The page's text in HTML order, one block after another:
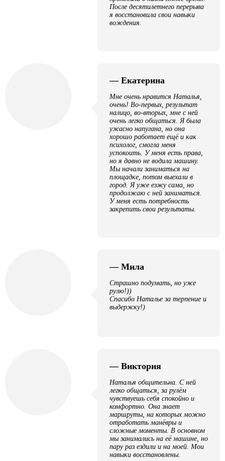
После десятилетнего перерыва
я восстановила свои навыки
вождения.
— Екатерина
Мне очень нравится Наталья,
очень! Во-первых, результат
налицо, во-вторых, мне с ней
очень легко общаться. Я была
ужасно напугана, но она
хорошо работает ещё и как
психолог, смогла меня
успокоить. У меня есть права,
но я давно не водила машину.
Мы начали заниматься на
площадке, потом выехали в
город. Я уже езжу сама, но
продолжаю с ней заниматься.
У меня есть потребность
закрепить свои результаты.
— Мила
Страшно подумать, но уже
рулю!))
Спасибо Наталье за терпение и
выдержку!)
— Виктория
Наталья общительна. С ней
легко общаться, за рулём
чувствуешь себя спокойно и
комфортно. Она знает
маршруты, на которых можно
отработать манёвры и
сложные моменты. В основном
мы занимались на её машине, но
пару раз ездили и на моей. Мои
навыки восстановлены.